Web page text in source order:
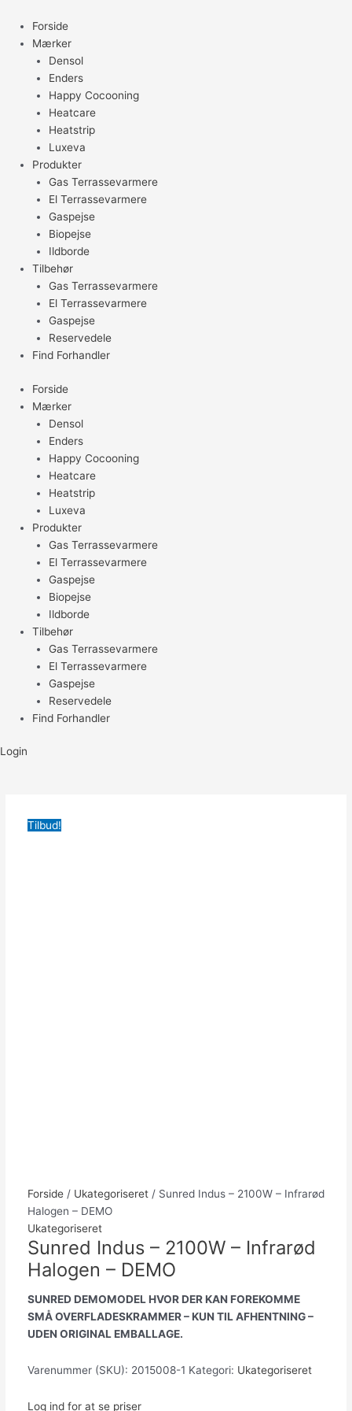
indholdet
Forside
Mærker
Densol
Enders
Happy Cocooning
Heatcare
Heatstrip
Luxeva
Produkter
Gas Terrassevarmere
El Terrassevarmere
Gaspejse
Biopejse
Ildborde
Tilbehør
Gas Terrassevarmere
El Terrassevarmere
Gaspejse
Reservedele
Find Forhandler
Forside
Mærker
Densol
Enders
Happy Cocooning
Heatcare
Heatstrip
Luxeva
Produkter
Gas Terrassevarmere
El Terrassevarmere
Gaspejse
Biopejse
Ildborde
Tilbehør
Gas Terrassevarmere
El Terrassevarmere
Gaspejse
Reservedele
Find Forhandler
Login
Tilbud!
Forside/ Ukategoriseret/ Sunred Indus – 2100W – Infrarød
Halogen – DEMO
Ukategoriseret
Sunred Indus – 2100W – Infrarød
Halogen – DEMO
SUNRED DEMOMODEL HVOR DER KAN FOREKOMME
SMÅ OVERFLADESKRAMMER – KUN TIL AFHENTNING –
UDEN ORIGINAL EMBALLAGE.
Varenummer (SKU): 2015008-1 Kategori: Ukategoriseret
Log ind for at se priser